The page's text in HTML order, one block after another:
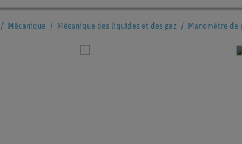
Mécanique Mécanique des liquides et des gaz Manomètre de